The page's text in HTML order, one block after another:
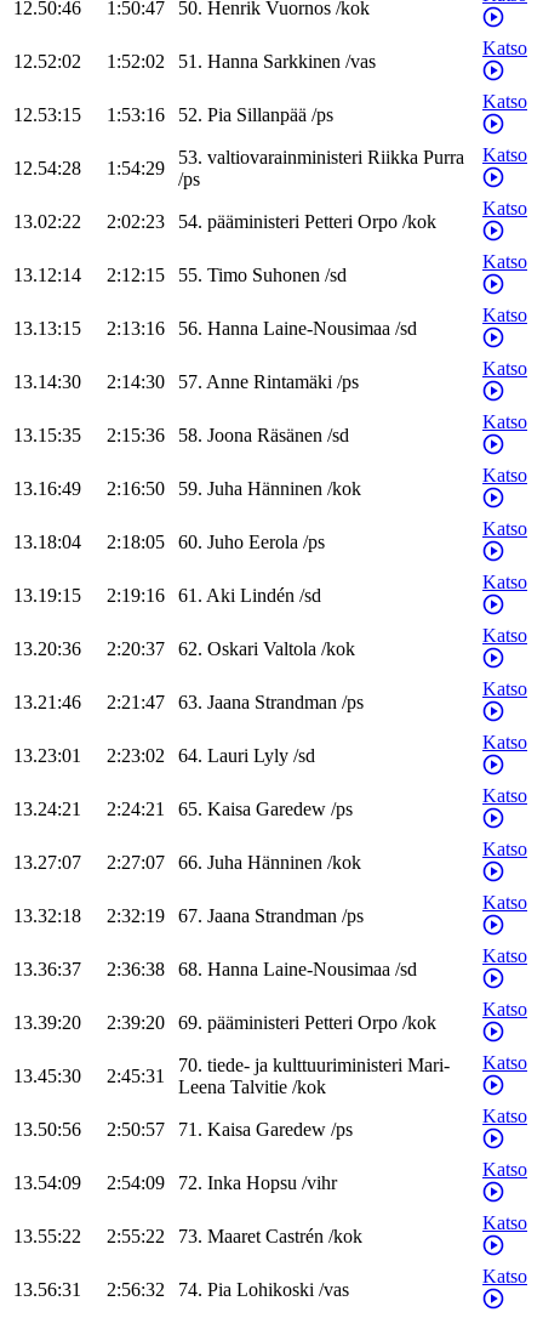
12.50:46 1:50:47 50. Henrik Vuornos /kok
12.52:02 1:52:02 51. Hanna Sarkkinen /vas
Katso
12.53:15 1:53:16 52. Pia Sillanpää /ps
Katso
12.54:28 1:54:29
53. valtiovarainministeri Riikka Purra
/ps
Katso
13.02:22 2:02:23 54. pääministeri Petteri Orpo /kok
Katso
13.12:14 2:12:15 55. Timo Suhonen /sd
Katso
13.13:15 2:13:16 56. Hanna Laine-Nousimaa /sd
Katso
13.14:30 2:14:30 57. Anne Rintamäki /ps
Katso
13.15:35 2:15:36 58. Joona Räsänen /sd
Katso
13.16:49 2:16:50 59. Juha Hänninen /kok
Katso
13.18:04 2:18:05 60. Juho Eerola /ps
Katso
13.19:15 2:19:16 61. Aki Lindén /sd
Katso
13.20:36 2:20:37 62. Oskari Valtola /kok
Katso
13.21:46 2:21:47 63. Jaana Strandman /ps
Katso
13.23:01 2:23:02 64. Lauri Lyly /sd
Katso
13.24:21 2:24:21 65. Kaisa Garedew /ps
Katso
13.27:07 2:27:07 66. Juha Hänninen /kok
Katso
13.32:18 2:32:19 67. Jaana Strandman /ps
Katso
13.36:37 2:36:38 68. Hanna Laine-Nousimaa /sd
Katso
13.39:20 2:39:20 69. pääministeri Petteri Orpo /kok
Katso
13.45:30 2:45:31
70. tiede- ja kulttuuriministeri Mari-
Leena Talvitie /kok
Katso
13.50:56 2:50:57 71. Kaisa Garedew /ps
Katso
13.54:09 2:54:09 72. Inka Hopsu /vihr
Katso
13.55:22 2:55:22 73. Maaret Castrén /kok
Katso
13.56:31 2:56:32 74. Pia Lohikoski /vas
Katso